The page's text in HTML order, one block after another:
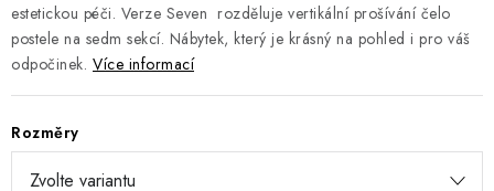
estetickou péči. Verze Seven rozděluje vertikální prošívání čelo
postele na sedm sekcí. Nábytek, který je krásný na pohled i pro váš
odpočinek. Více informací
Rozměry